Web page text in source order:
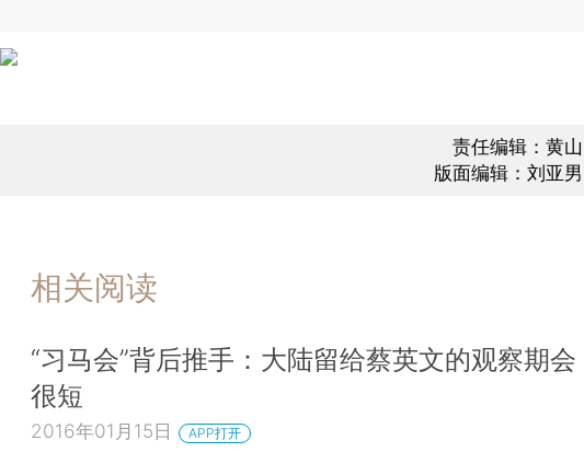
责任编辑：黄山
版面编辑：刘亚男
相关阅读
“习马会”背后推手：大陆留给蔡英文的观察期会
很短
2016年01月15日 APP打开